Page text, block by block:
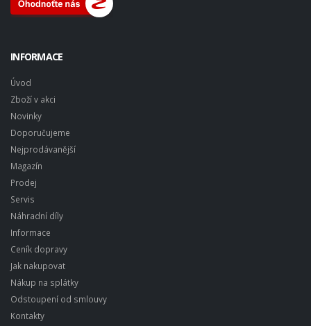
INFORMACE
Úvod
Zboží v akci
Novinky
Doporučujeme
Nejprodávanější
Magazín
Prodej
Servis
Náhradní díly
Informace
Ceník dopravy
Jak nakupovat
Nákup na splátky
Odstoupení od smlouvy
Kontakty